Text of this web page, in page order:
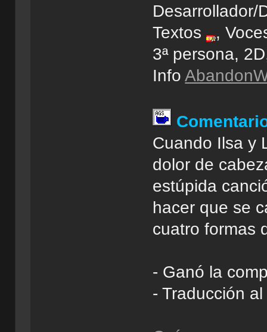
Desarrollador/
Textos ,
3ª persona,
Info
Cuando Ilsa y
dolor de
estúpida
hacer que se
cuatro formas
- Ganó la
- Traducción